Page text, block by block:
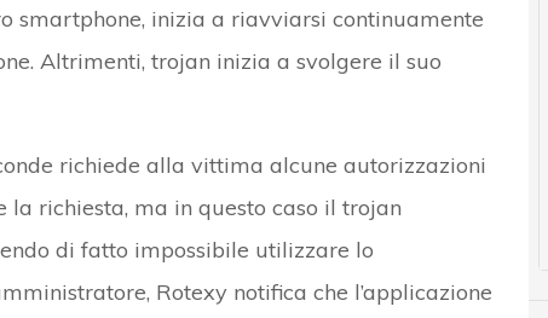
smartphone, inizia a riavviarsi continuamente
Altrimenti, trojan inizia a svolgere il suo
richiede alla vittima alcune autorizzazioni
richiesta, ma in questo caso il trojan
di fatto impossibile utilizzare lo
Rotexy notifica che l’applicazione